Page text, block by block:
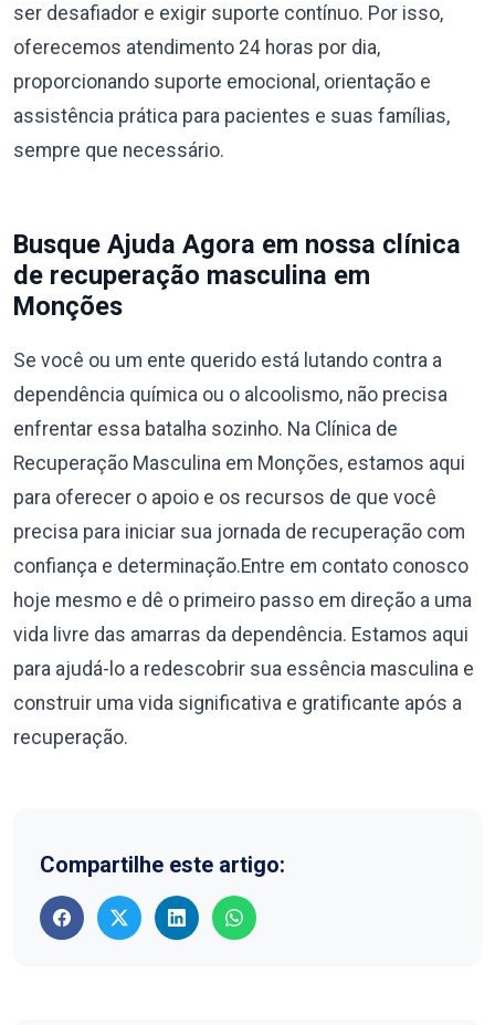
ser desafiador e exigir suporte contínuo. Por isso,
oferecemos atendimento 24 horas por dia,
proporcionando suporte emocional, orientação e
assistência prática para pacientes e suas famílias,
sempre que necessário.
Busque Ajuda Agora em nossa clínica
de recuperação masculina em
Monções
Se você ou um ente querido está lutando contra a
dependência química ou o alcoolismo, não precisa
enfrentar essa batalha sozinho. Na Clínica de
Recuperação Masculina em Monções, estamos aqui
para oferecer o apoio e os recursos de que você
precisa para iniciar sua jornada de recuperação com
confiança e determinação.Entre em contato conosco
hoje mesmo e dê o primeiro passo em direção a uma
vida livre das amarras da dependência. Estamos aqui
para ajudá-lo a redescobrir sua essência masculina e
construir uma vida significativa e gratificante após a
recuperação.
Compartilhe este artigo: